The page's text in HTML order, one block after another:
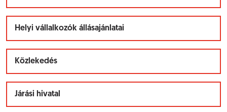
Helyi vállalkozók állásajánlatai
Közlekedés
Járási hivatal